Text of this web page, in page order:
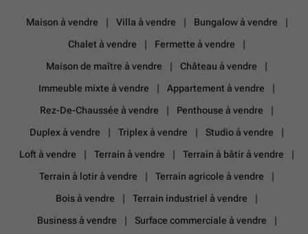
Maison à vendre Villa à vendre
Bungalow à vendre
Chalet à vendre
Fermette à vendre
Maison de maître à vendre
Château à vendre
Immeuble mixte à vendre
Appartement à vendre
Rez-De-Chaussée à vendre
Penthouse à vendre
Duplex à vendre
Triplex à vendre
Studio à vendre
Loft à vendre
Terrain à vendre
Terrain à bâtir à vendre
Terrain à lotir à vendre
Terrain agricole à vendre
Bois à vendre
Terrain industriel à vendre
Business à vendre
Surface commerciale à vendre